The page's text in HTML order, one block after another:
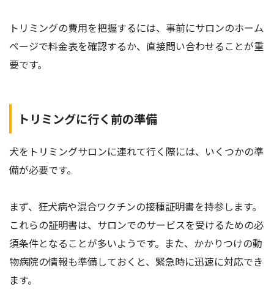
トリミングの費用を把握するには、事前にサロンのホーム
ページで料金表を確認するか、直接問い合わせることが重
要です。
トリミングに行く前の準備
犬をトリミングサロンに連れて行く際には、いくつかの準
備が必要です。
まず、狂犬病や混合ワクチンの接種証明書を持参します。
これらの証明書は、サロンでのサービスを受けるための必
須条件となることが多いようです。また、かかりつけの動
物病院の情報も準備しておくと、緊急時に迅速に対応でき
ます。